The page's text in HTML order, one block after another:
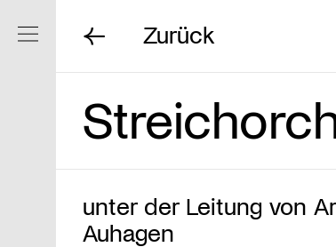
Navigation ein/
Zurück
unter der Leitung von
Auhagen